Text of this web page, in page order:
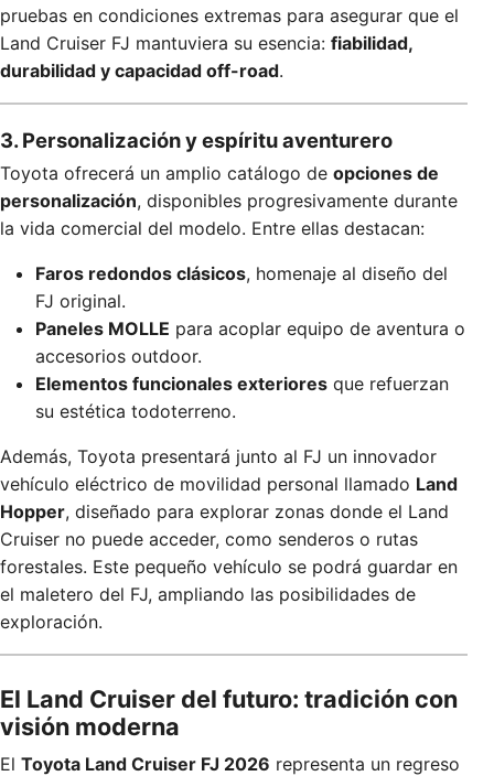
pruebas en condiciones extremas para asegurar que el
Land Cruiser FJ mantuviera su esencia: fiabilidad,
durabilidad y capacidad off-road.
3. Personalización y espíritu aventurero
Toyota ofrecerá un amplio catálogo de opciones de
personalización, disponibles progresivamente durante
la vida comercial del modelo. Entre ellas destacan:
Faros redondos clásicos, homenaje al diseño del
FJ original.
Paneles MOLLE para acoplar equipo de aventura o
accesorios outdoor.
Elementos funcionales exteriores que refuerzan
su estética todoterreno.
Además, Toyota presentará junto al FJ un innovador
vehículo eléctrico de movilidad personal llamado Land
Hopper, diseñado para explorar zonas donde el Land
Cruiser no puede acceder, como senderos o rutas
forestales. Este pequeño vehículo se podrá guardar en
el maletero del FJ, ampliando las posibilidades de
exploración.
El Land Cruiser del futuro: tradición con
visión moderna
El Toyota Land Cruiser FJ 2026 representa un regreso